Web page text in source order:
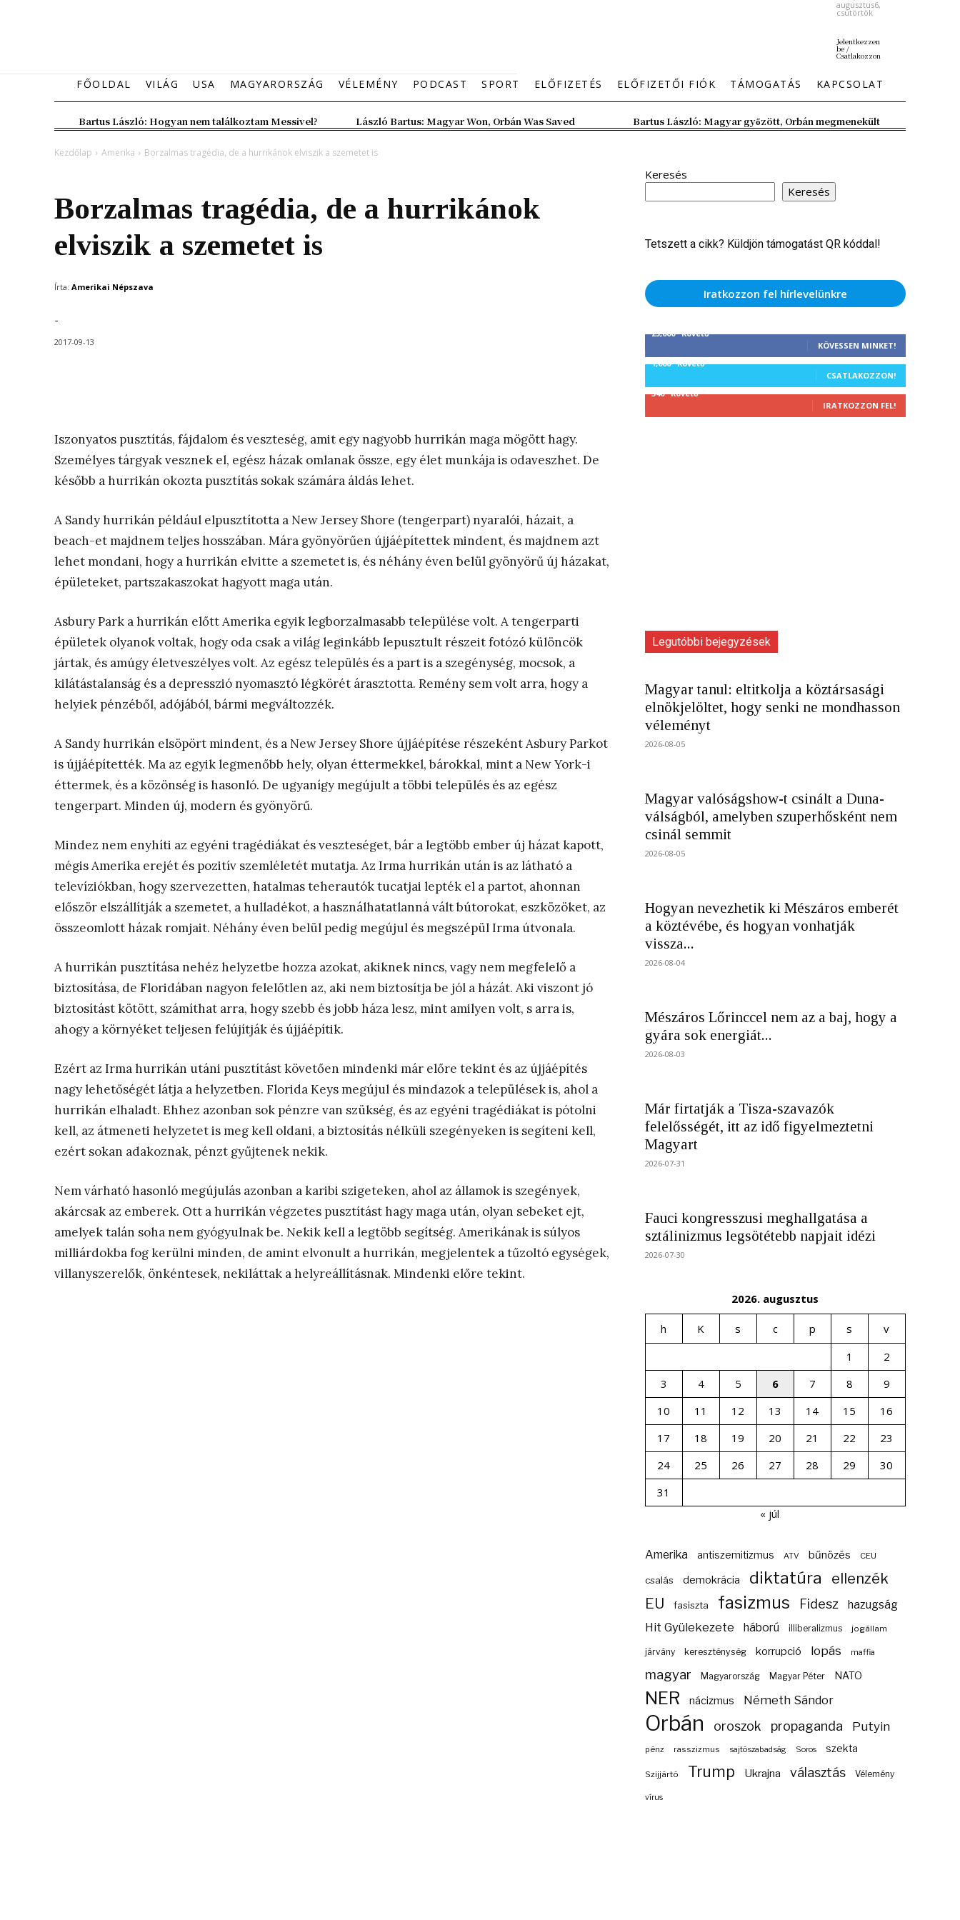
augusztus6,
csütörtök
Jelentkezzen
be /
Csatlakozzon
FŐOLDAL VILÁG USA MAGYARORSZÁG VÉLEMÉNY PODCAST SPORT ELŐFIZETÉS ELŐFIZETŐI FIÓK TÁMOGATÁS KAPCSOLAT
Bartus László: Hogyan nem találkoztam Messivel? László Bartus: Magyar Won, Orbán Was Saved Bartus László: Magyar győzött, Orbán megmenekült
Kezdőlap Amerika Borzalmas tragédia, de a hurrikánok elviszik a szemetet is
Borzalmas tragédia, de a hurrikánok
elviszik a szemetet is
Írta: Amerikai Népszava
-
2017-09-13
Iszonyatos pusztítás, fájdalom és veszteség, amit egy nagyobb hurrikán maga mögött hagy.
Személyes tárgyak vesznek el, egész házak omlanak össze, egy élet munkája is odaveszhet. De
később a hurrikán okozta pusztítás sokak számára áldás lehet.
A Sandy hurrikán például elpusztította a New Jersey Shore (tengerpart) nyaralói, házait, a
beach-et majdnem teljes hosszában. Mára gyönyörűen újjáépítettek mindent, és majdnem azt
lehet mondani, hogy a hurrikán elvitte a szemetet is, és néhány éven belül gyönyörű új házakat,
épületeket, partszakaszokat hagyott maga után.
Asbury Park a hurrikán előtt Amerika egyik legborzalmasabb települése volt. A tengerparti
épületek olyanok voltak, hogy oda csak a világ leginkább lepusztult részeit fotózó különcök
jártak, és amúgy életveszélyes volt. Az egész település és a part is a szegénység, mocsok, a
kilátástalanság és a depresszió nyomasztó légkörét árasztotta. Remény sem volt arra, hogy a
helyiek pénzéből, adójából, bármi megváltozzék.
A Sandy hurrikán elsöpört mindent, és a New Jersey Shore újjáépítése részeként Asbury Parkot
is újjáépítették. Ma az egyik legmenőbb hely, olyan éttermekkel, bárokkal, mint a New York-i
éttermek, és a közönség is hasonló. De ugyanígy megújult a többi település és az egész
tengerpart. Minden új, modern és gyönyörű.
Mindez nem enyhíti az egyéni tragédiákat és veszteséget, bár a legtöbb ember új házat kapott,
mégis Amerika erejét és pozitív szemléletét mutatja. Az Irma hurrikán után is az látható a
televíziókban, hogy szervezetten, hatalmas teherautók tucatjai lepték el a partot, ahonnan
először elszállítják a szemetet, a hulladékot, a használhatatlanná vált bútorokat, eszközöket, az
összeomlott házak romjait. Néhány éven belül pedig megújul és megszépül Irma útvonala.
A hurrikán pusztítása nehéz helyzetbe hozza azokat, akiknek nincs, vagy nem megfelelő a
biztosítása, de Floridában nagyon felelőtlen az, aki nem biztosítja be jól a házát. Aki viszont jó
biztosítást kötött, számíthat arra, hogy szebb és jobb háza lesz, mint amilyen volt, s arra is,
ahogy a környéket teljesen felújítják és újjáépítik.
Ezért az Irma hurrikán utáni pusztítást követően mindenki már előre tekint és az újjáépítés
nagy lehetőségét látja a helyzetben. Florida Keys megújul és mindazok a települések is, ahol a
hurrikán elhaladt. Ehhez azonban sok pénzre van szükség, és az egyéni tragédiákat is pótolni
kell, az átmeneti helyzetet is meg kell oldani, a biztosítás nélküli szegényeken is segíteni kell,
ezért sokan adakoznak, pénzt gyűjtenek nekik.
Nem várható hasonló megújulás azonban a karibi szigeteken, ahol az államok is szegények,
akárcsak az emberek. Ott a hurrikán végzetes pusztítást hagy maga után, olyan sebeket ejt,
amelyek talán soha nem gyógyulnak be. Nekik kell a legtöbb segítség. Amerikának is súlyos
milliárdokba fog kerülni minden, de amint elvonult a hurrikán, megjelentek a tűzoltó egységek,
villanyszerelők, önkéntesek, nekiláttak a helyreállításnak. Mindenki előre tekint.
Keresés
Keresés
Tetszett a cikk? Küldjön támogatást QR kóddal!
Iratkozzon fel hírlevelünkre
25,000 Követő
KÖVESSEN MINKET!
1,000 Követő
CSATLAKOZZON!
340 Követő
IRATKOZZON FEL!
Legutóbbi bejegyzések
Magyar tanul: eltitkolja a köztársasági
elnökjelöltet, hogy senki ne mondhasson
véleményt
2026-08-05
Magyar valóságshow-t csinált a Duna-
válságból, amelyben szuperhősként nem
csinál semmit
2026-08-05
Hogyan nevezhetik ki Mészáros emberét
a köztévébe, és hogyan vonhatják
vissza...
2026-08-04
Mészáros Lőrinccel nem az a baj, hogy a
gyára sok energiát...
2026-08-03
Már firtatják a Tisza-szavazók
felelősségét, itt az idő figyelmeztetni
Magyart
2026-07-31
Fauci kongresszusi meghallgatása a
sztálinizmus legsötétebb napjait idézi
2026-07-30
2026. augusztus
h K s c p s
v
1
2
3
4 5 6 7 8
9
10
11 12 13 14 15
16
17
18 19 20 21 22
23
24
25 26 27 28 29
30
31
« júl
Amerika antiszemitizmus ATV bűnözés CEU
csalás demokrácia diktatúra ellenzék
EU fasiszta fasizmus Fidesz hazugság
Hit Gyülekezete háború illiberalizmus jogállam
járvány kereszténység korrupció lopás maffia
magyar Magyarország Magyar Péter NATO
NER nácizmus Németh Sándor
Orbán oroszok propaganda Putyin
pénz rasszizmus sajtószabadság Soros szekta
Szijjártó Trump Ukrajna választás Vélemény
vírus